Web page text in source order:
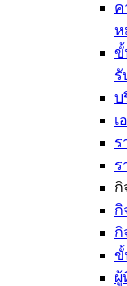
ค
ห
ขั้
รั
บ
เ
ร
ร
กิ
กิ
กิ
ขั้
ผู้